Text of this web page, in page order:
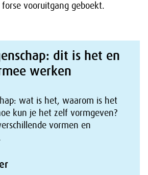
vooruitgang geboekt.
dit is het en
werken
wat is het, waarom is het
kun je het zelf vormgeven?
vormen en